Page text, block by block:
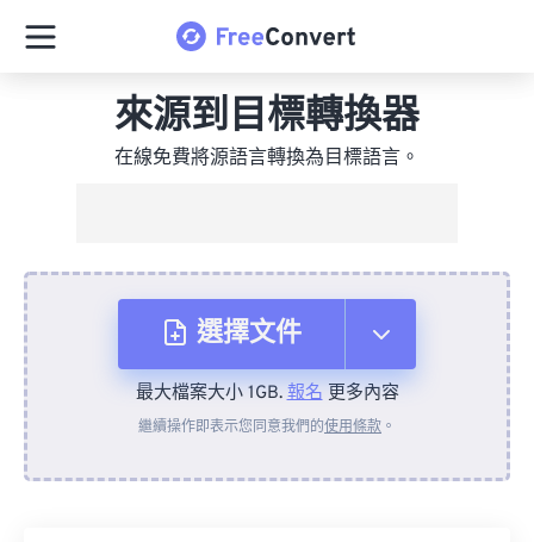
來源到目標轉換器
在線免費將源語言轉換為目標語言。
選擇文件
來自裝置
最大檔案大小 1GB.報名更多內容
繼續操作即表示您同意我們的使用條款 。